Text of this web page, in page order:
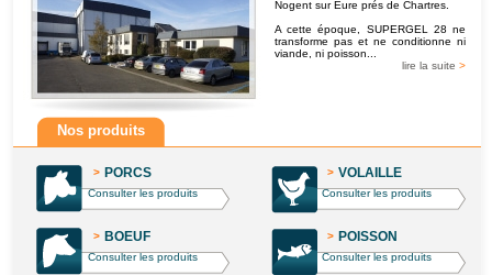
Nogent sur Eure prés de Chartres.
A cette époque, SUPERGEL 28 ne
transforme pas et ne conditionne ni
viande, ni poisson...
lire la suite >
Nos produits
> PORCS
Consulter les produits
> VOLAILLE
Consulter les produits
> BOEUF
Consulter les produits
> POISSON
Consulter les produits